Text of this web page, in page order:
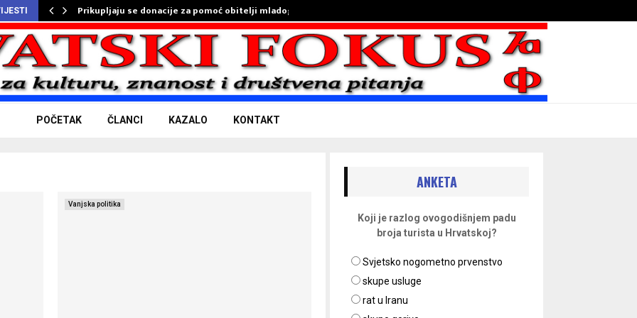
Prikupljaju se donacije za pomoć obitelji mladog…
POČETAK ČLANCI KAZALO KONTAKT
Vanjska politika
ANKETA
Koji je razlog ovogodišnjem padu
broja turista u Hrvatskoj?
Svjetsko nogometno prvenstvo
skupe usluge
rat u Iranu